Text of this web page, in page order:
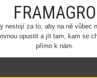
FRAMAGRO
nestojí za to, aby na ně vůbec
opustit a jít tam, kam se
přímo k nám.